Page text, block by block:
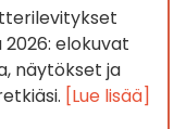
2026: elokuvat
näytökset ja
[Lue lisää]